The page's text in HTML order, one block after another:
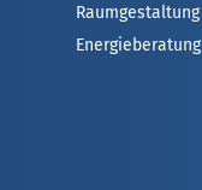
Raumgestaltung
Energieberatung